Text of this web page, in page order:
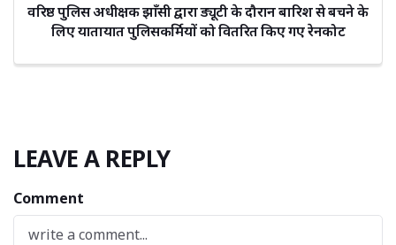
वरिष्ठ पुलिस अधीक्षक झाँसी द्वारा ड्यूटी के दौरान बारिश से बचने के
लिए यातायात पुलिसकर्मियों को वितरित किए गए रेनकोट
LEAVE A REPLY
Comment